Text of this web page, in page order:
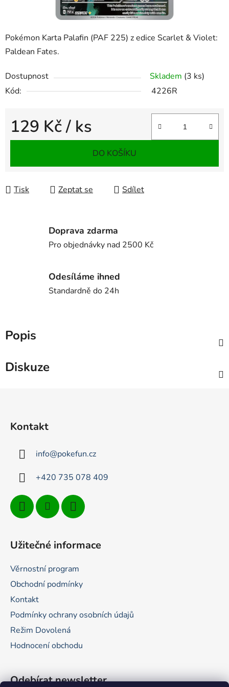
Pokémon Karta Palafin (PAF 225) z edice Scarlet & Violet:
Paldean Fates.
Dostupnost Skladem (3 ks)
Kód:
4226R
129 Kč/ ks
Měrná cena:
DO KOŠÍKU
Tisk Zeptat se Sdílet
Doprava zdarma
Pro objednávky nad 2500 Kč
Odesíláme ihned
Standardně do 24h
Popis
Diskuze
Kontakt
info@pokefun.cz
+420 735 078 409
Užitečné informace
Věrnostní program
Obchodní podmínky
Kontakt
Podmínky ochrany osobních údajů
Režim Dovolená
Hodnocení obchodu
Odebírat newsletter